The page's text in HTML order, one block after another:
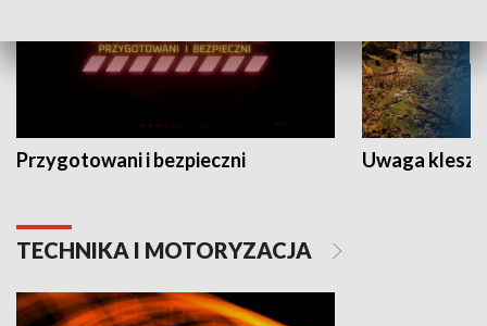
Przygotowani i bezpieczni Uwaga
TECHNIKA I MOTORYZACJA